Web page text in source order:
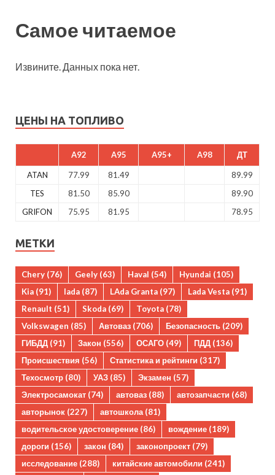
Самое читаемое
Извините. Данных пока нет.
ЦЕНЫ НА ТОПЛИВО
A92 A95 A95+ A98 ДТ
ATAN 77.99 81.49
89.99
TES
81.50 85.90
89.90
GRIFON
75.95 81.95 78.95
МЕТКИ
Chery (76) Geely (63) Haval (54) Hyundai (105)
Kia (91) lada (87) LAda Granta (97) Lada Vesta (91)
Renault (51) Skoda (69) Toyota (78)
Volkswagen (85) Автоваз (706) Безопасность (209)
ГИБДД (91) Закон (556) ОСАГО (49) ПДД (136)
Происшествия (56) Статистика и рейтинги (317)
Техосмотр (80) УАЗ (85) Экзамен (57)
Электросамокат (74) автоваз (88) автозапчасти (68)
авторынок (227) автошкола(81)
водительское удостоверение (86) вождение (189)
дороги (156) закон (84) законопроект (79)
исследование (288) китайские автомобили (241)